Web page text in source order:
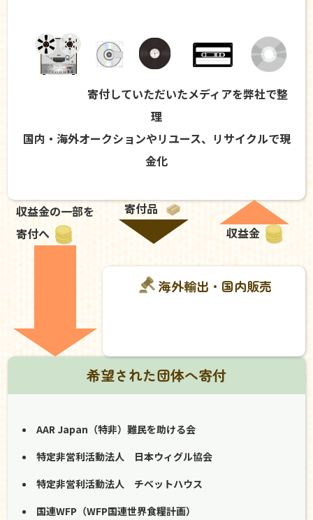
寄付していただいたメディアを弊社で整
理
国内・海外オークションやリユース、リサイクルで現
金化
収益金の一部を
寄付へ
寄付品
収益金
海外輸出・国内販売
希望された団体へ寄付
AAR Japan（特非）難民を助ける会
特定非営利活動法人 日本ウィグル協会
特定非営利活動法人 チベットハウス
国連WFP（WFP国連世界食糧計画）